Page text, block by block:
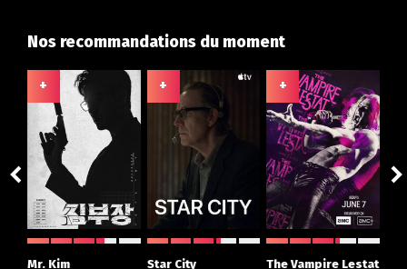
Nos recommandations du moment
+
Mr. Kim
+
Star City
+
The Vampire Lestat